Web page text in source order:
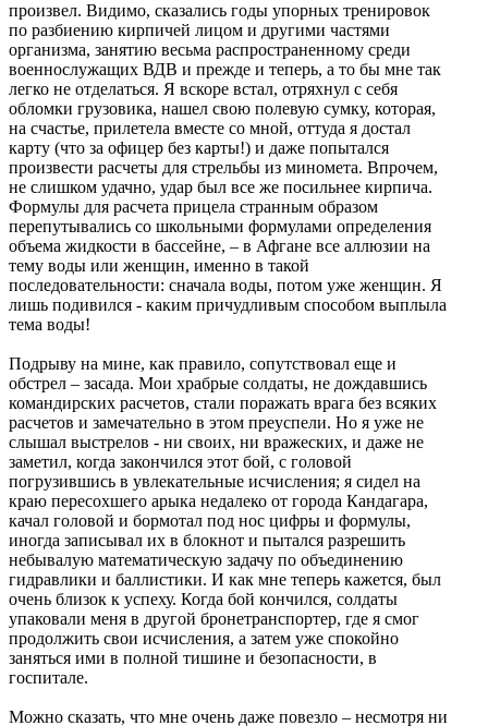
произвел. Видимо, сказались годы упорных тренировок
по разбиению кирпичей лицом и другими частями
организма, занятию весьма распространенному среди
военнослужащих ВДВ и прежде и теперь, а то бы мне так
легко не отделаться. Я вскоре встал, отряхнул с себя
обломки грузовика, нашел свою полевую сумку, которая,
на счастье, прилетела вместе со мной, оттуда я достал
карту (что за офицер без карты!) и даже попытался
произвести расчеты для стрельбы из миномета. Впрочем,
не слишком удачно, удар был все же посильнее кирпича.
Формулы для расчета прицела странным образом
перепутывались со школьными формулами определения
объема жидкости в бассейне, – в Афгане все аллюзии на
тему воды или женщин, именно в такой
последовательности: сначала воды, потом уже женщин. Я
лишь подивился - каким причудливым способом выплыла
тема воды!
Подрыву на мине, как правило, сопутствовал еще и
обстрел – засада. Мои храбрые солдаты, не дождавшись
командирских расчетов, стали поражать врага без всяких
расчетов и замечательно в этом преуспели. Но я уже не
слышал выстрелов - ни своих, ни вражеских, и даже не
заметил, когда закончился этот бой, с головой
погрузившись в увлекательные исчисления; я сидел на
краю пересохшего арыка недалеко от города Кандагара,
качал головой и бормотал под нос цифры и формулы,
иногда записывал их в блокнот и пытался разрешить
небывалую математическую задачу по объединению
гидравлики и баллистики. И как мне теперь кажется, был
очень близок к успеху. Когда бой кончился, солдаты
упаковали меня в другой бронетранспортер, где я смог
продолжить свои исчисления, а затем уже спокойно
заняться ими в полной тишине и безопасности, в
госпитале.
Можно сказать, что мне очень даже повезло – несмотря ни